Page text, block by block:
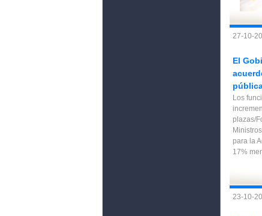
27-10-
El
Los
plazas/
para la
17%
23-10-